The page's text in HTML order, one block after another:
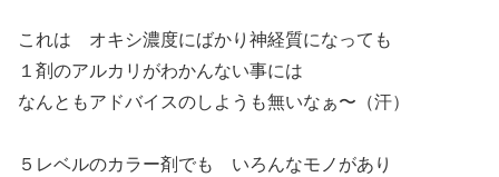
これは オキシ濃度にばかり神経質になっても
１剤のアルカリがわかんない事には
なんともアドバイスのしようも無いなぁ〜（汗）
５レベルのカラー剤でも いろんなモノがあり